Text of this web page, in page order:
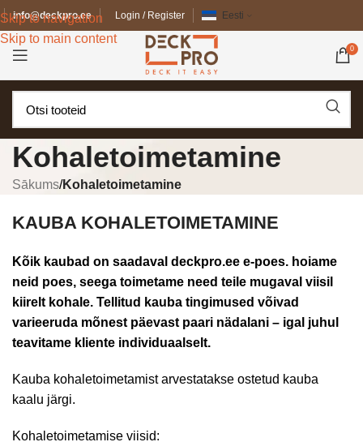
Skip to navigation
Skip to main content
info@deckpro.ee Login / Register Eesti
0
Kohaletoimetamine
Sākums/Kohaletoimetamine
KAUBA KOHALETOIMETAMINE
Kõik kaubad on saadaval deckpro.ee e-poes. hoiame
neid poes, seega toimetame need teile mugaval viisil
kiirelt kohale. Tellitud kauba tingimused võivad
varieeruda mõnest päevast paari nädalani – igal juhul
teavitame kliente individuaalselt.
Kauba kohaletoimetamist arvestatakse ostetud kauba
kaalu järgi.
Kohaletoimetamise viisid: